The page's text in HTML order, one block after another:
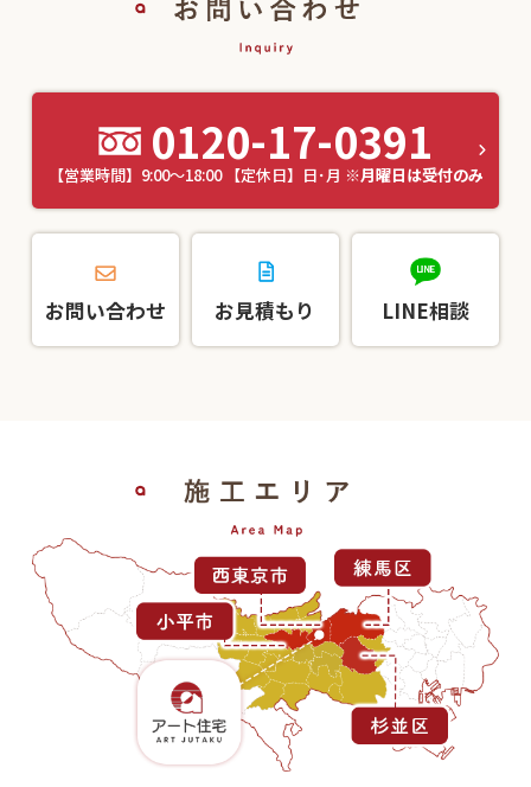
0120-17-0391
【営業時間】9:00～18:00 【定休日】日･月 ※月曜日は受付のみ
お問い合わせ お見積もり LINE相談